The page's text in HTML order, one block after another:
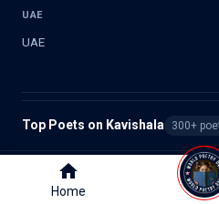
Home
Home
UAE
UAE
Top Poets on Kavishala 300+
Kavishala. All